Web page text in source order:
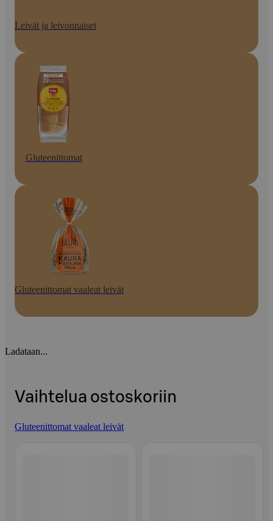
Leivät ja leivonnaiset
Gluteenittomat
Gluteenittomat vaaleat leivät
Ladataan...
Vaihtelua ostoskoriin
Gluteenittomat vaaleat leivät